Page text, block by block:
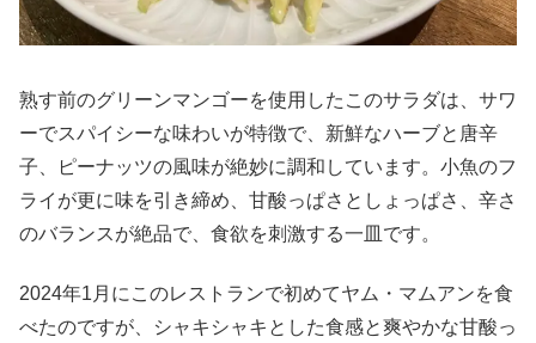
熟す前のグリーンマンゴーを使用したこのサラダは、サワ
ーでスパイシーな味わいが特徴で、新鮮なハーブと唐辛
子、ピーナッツの風味が絶妙に調和しています。小魚のフ
ライが更に味を引き締め、甘酸っぱさとしょっぱさ、辛さ
のバランスが絶品で、食欲を刺激する一皿です。
2024年1月にこのレストランで初めてヤム・マムアンを食
べたのですが、シャキシャキとした食感と爽やかな甘酸っ